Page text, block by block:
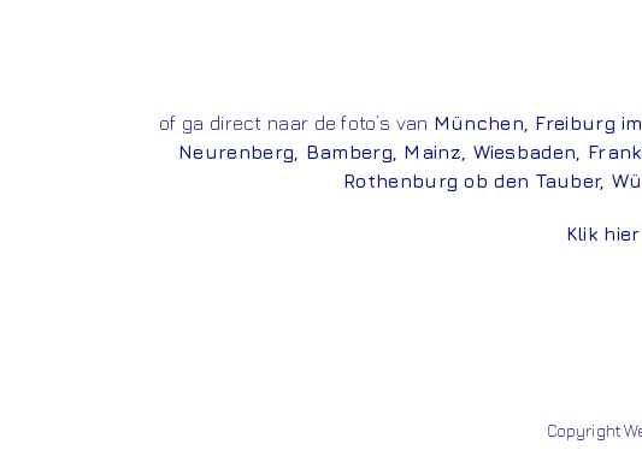
of ga direct naar de foto’s van München Freiburg
Neurenberg
Bamberg Mainz Wiesbaden
Rothenburg ob den Tauber,
Klik
Copyright